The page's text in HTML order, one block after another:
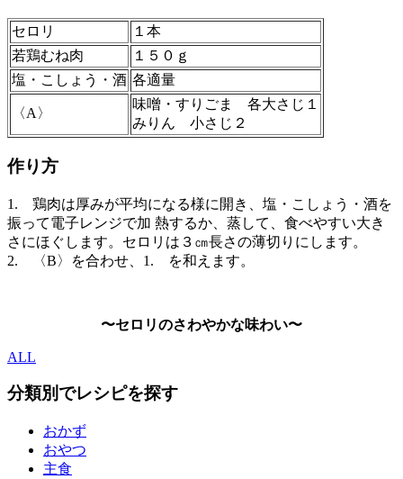
セロリ
１本
若鶏むね肉
１５０ｇ
塩・こしょう・酒 各適量
〈A〉
味噌・すりごま 各大さじ１
みりん 小さじ２
作り方
1. 鶏肉は厚みが平均になる様に開き、塩・こしょう・酒を
振って電子レンジで加 熱するか、蒸して、食べやすい大き
さにほぐします。セロリは３㎝長さの薄切りにします。
2. 〈B〉を合わせ、1. を和えます。
〜セロリのさわやかな味わい〜
ALL
分類別でレシピを探す
おかず
おやつ
主食